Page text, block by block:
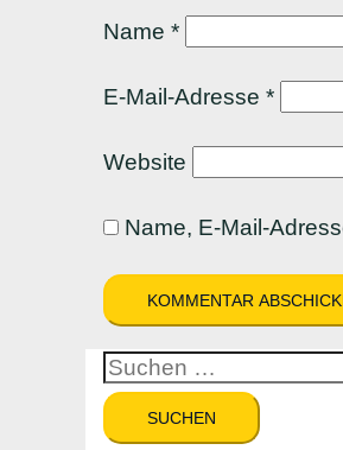
Name *
E-Mail-Adresse *
Website
Name, E-Mail-
Suchen
nach: